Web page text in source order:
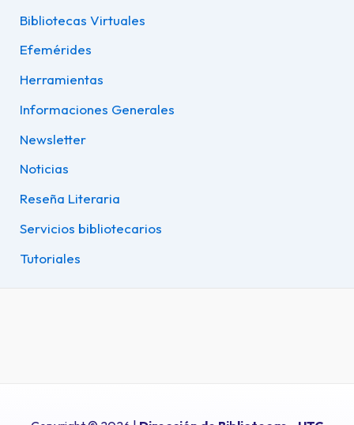
Bibliotecas Virtuales
Efemérides
Herramientas
Informaciones Generales
Newsletter
Noticias
Reseña Literaria
Servicios bibliotecarios
Tutoriales